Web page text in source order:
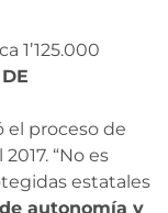
1’125.000
el proceso de
“No es
estatales
autonomía y